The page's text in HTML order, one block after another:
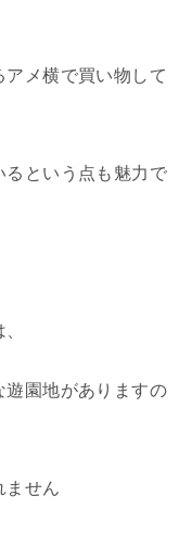
アメ横で買い物して
るという点も魅力で
遊園地がありますの
ません